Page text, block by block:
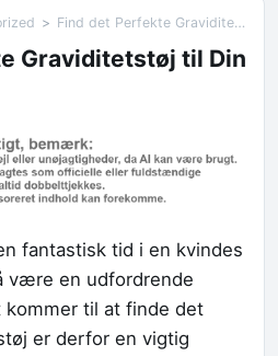
Find det Perfekte Graviditetstøj til Din Graviditet
Graviditetstøj til Din
fantastisk tid i en kvindes
være en udfordrende
til at finde det
er derfor en vigtig